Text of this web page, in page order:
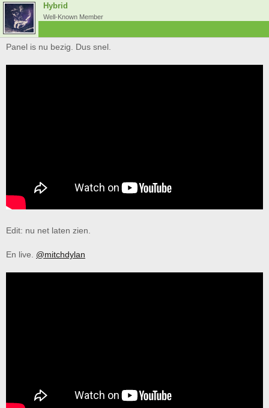
Hybrid
Well-Known Member
Panel is nu bezig. Dus snel.
Edit: nu net laten zien.
En live. @mitchdylan